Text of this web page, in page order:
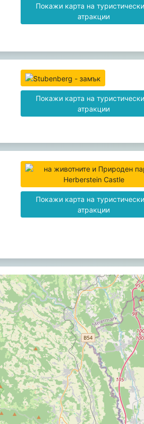
Покажи карта на
атракции
Покажи карта на
атракции
Покажи карта на
атракции